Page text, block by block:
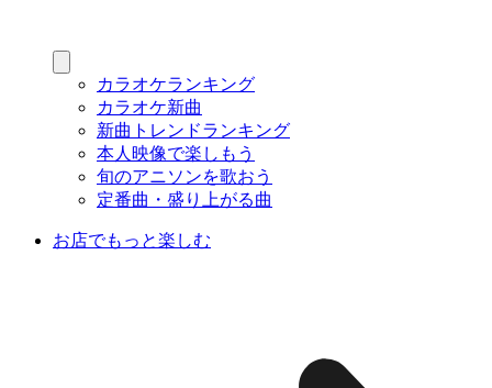
カラオケランキング
カラオケ新曲
新曲トレンドランキング
本人映像で楽しもう
旬のアニソンを歌おう
定番曲・盛り上がる曲
お店でもっと楽しむ